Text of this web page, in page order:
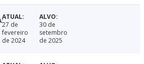
27 de
fevereiro
de 2024
30 de
setembro
de 2025